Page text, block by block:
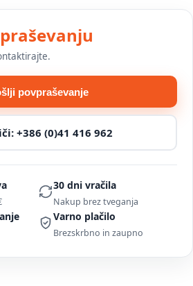
povpraševanje
+386 (0)41 416 962
30 dni vračila
Nakup brez tveganja
Varno plačilo
Brezskrbno in zaupno